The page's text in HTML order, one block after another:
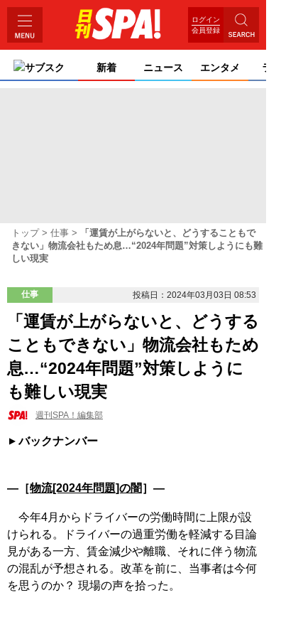
ログイン
会員登録
サブスク 新着 ニュース エンタメ ライ
トップ 仕事
「運賃が上がらないと、どうすることもで
きない」物流会社もため息…“2024年問題”対策しようにも難
しい現実
仕事 投稿日：2024年03月03日 08:53
「運賃が上がらないと、どうする
こともできない」物流会社もため
息…“2024年問題”対策しように
も難しい現実
週刊SPA！編集部
バックナンバー
―［物流[2024年問題]の闇 ］―
今年4月からドライバーの労働時間に上限が設
けられる。ドライバーの過重労働を軽減する目論
見がある一方、賃金減少や離職、それに伴う物流
の混乱が予想される。改革を前に、当事者は今何
を思うのか？ 現場の声を拾った。